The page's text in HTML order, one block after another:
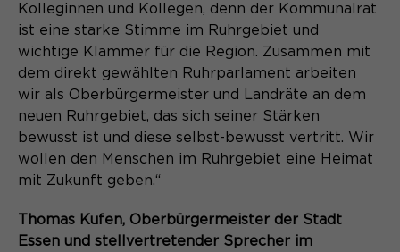
geschlossenen Bereich die Benutzer-
ID als verschlüsselten Wert (sog.
"hash-Wert") zum entsprechenden
Datenbankeintrag des Nutzers.
Name PHPSESSID
Der Session Cookie wird beim
Wiedererkennung eines Besuchers.
Name _pk_ses*
Anbieter Matomo
Zweck
aktuellen Sitzung.
Name googtrans
Anbieter GTranslate Inc.
Laufzeit
Zweck
Speichert die vom Nutzer gewählte
Sprache für die automatische
Übersetzung der Website.
Cookie-Informationen
Kolleginnen und Kollegen, denn der Kommunalrat
ist eine starke Stimme im Ruhrgebiet und
wichtige Klammer für die Region. Zusammen mit
dem direkt gewählten Ruhrparlament arbeiten
wir als Oberbürgermeister und Landräte an dem
neuen Ruhrgebiet, das sich seiner Stärken
bewusst ist und diese selbst-bewusst vertritt. Wir
wollen den Menschen im Ruhrgebiet eine Heimat
mit Zukunft geben.“
Thomas Kufen, Oberbürgermeister der Stadt
Essen und stellvertretender Sprecher im